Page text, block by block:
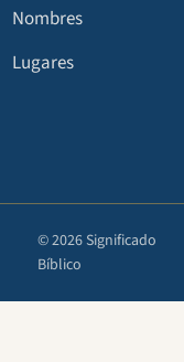
Nombres
Lugares
© 2026 Significado
Bíblico